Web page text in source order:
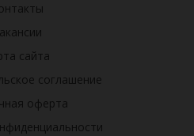
сайта
соглашение
оферта